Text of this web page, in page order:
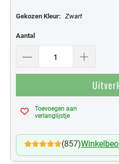
Gekozen Kleur: Zwart
Aantal
Toevoegen aan
verlanglijstje
(857)